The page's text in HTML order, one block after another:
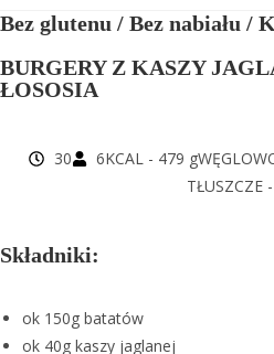
Bez glutenu / Bez nabiału /
BURGERY Z KASZY
ŁOSOSIA
30 6KCAL - 479 g
TŁUSZCZE
Składniki:
ok 150g batatów
ok 40g kaszy jaglanej